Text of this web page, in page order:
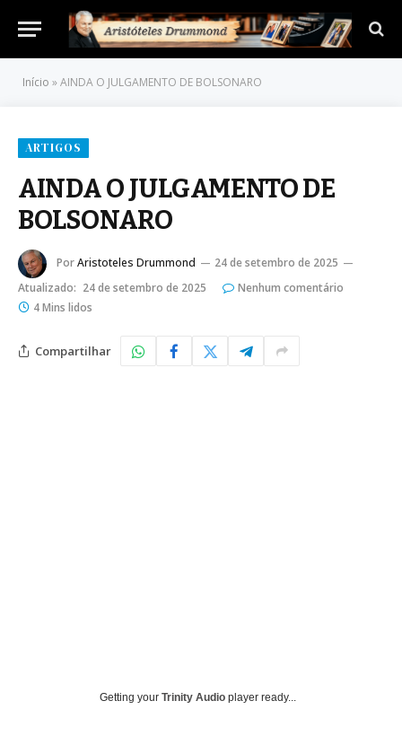
Início »AINDA O JULGAMENTO DE BOLSONARO
ARTIGOS
AINDA O JULGAMENTO DE
BOLSONARO
PorAristoteles Drummond
24 de setembro de 2025
Atualizado: 24 de setembro de 2025
Nenhum comentário
4 Mins lidos
Compartilhar
Getting your Trinity Audio player ready...